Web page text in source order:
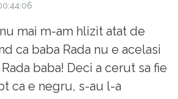
mai m-am hlizit atat de
ca baba Rada nu e acelasi
baba! Deci a cerut sa fie
ca e negru, s-au l-a